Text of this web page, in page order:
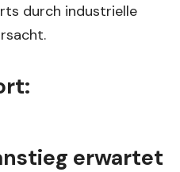
durch industrielle
erwartet